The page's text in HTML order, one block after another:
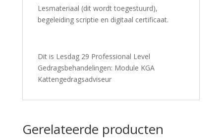
Lesmateriaal (dit wordt toegestuurd),
begeleiding scriptie en digitaal certificaat.
Dit is Lesdag 29 Professional Level
Gedragsbehandelingen: Module KGA
Kattengedragsadviseur
Gerelateerde producten